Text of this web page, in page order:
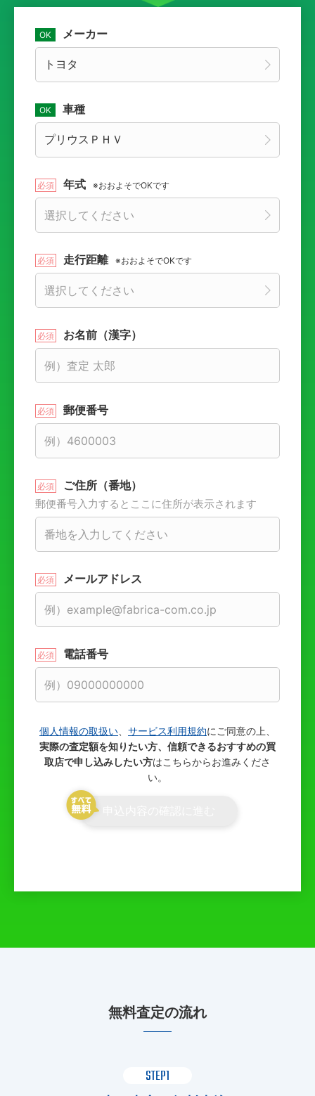
メーカー
車種
年式 ※おおよそでOKです
走行距離 ※おおよそでOKです
お名前（漢字）
郵便番号
ご住所（番地）
郵便番号入力するとここに住所が表示されます
メールアドレス
電話番号
個人情報の取扱い サービス利用規約にご同意の上、
実際の査定額を知りたい方、信頼できるおすすめの買
取店で申し込みしたい方はこちらからお進みくださ
い。
無料査定の流れ
STEP1